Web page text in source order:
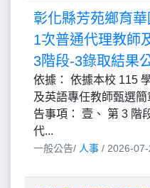
彰化縣芳苑鄉育
1次普通代理教師
3階段-3錄取結果
依據： 依據本校 115
及英語專任教師甄選
告事項： 壹、 第 3 階
代...
一般公告/ 人事 / 2026-